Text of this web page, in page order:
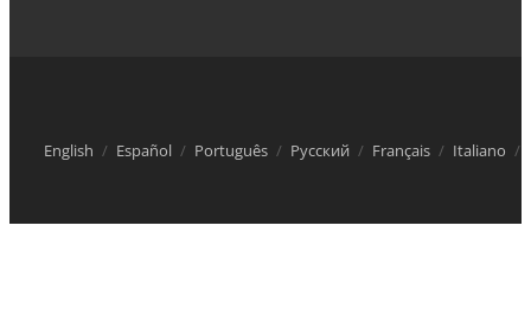
English Español Português Русский Français Italiano